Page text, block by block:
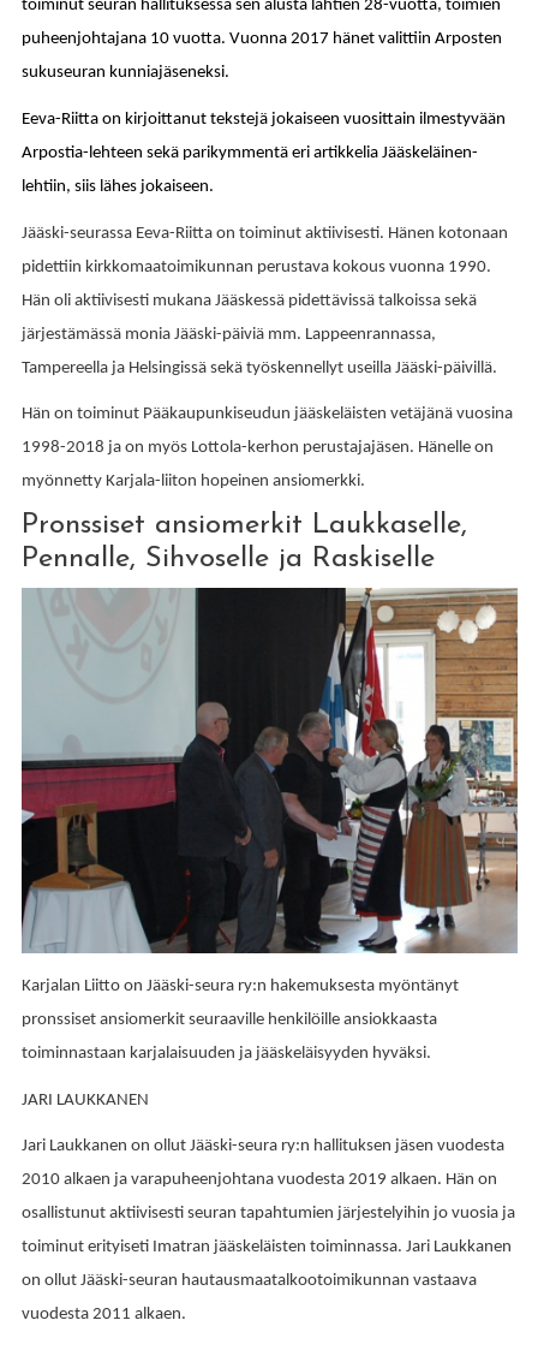
toiminut seuran hallituksessa sen alusta lähtien 28-vuotta, toimien
puheenjohtajana 10 vuotta. Vuonna 2017 hänet valittiin Arposten
sukuseuran kunniajäseneksi.
Eeva-Riitta on kirjoittanut tekstejä jokaiseen vuosittain ilmestyvään
Arpostia-lehteen sekä parikymmentä eri artikkelia Jääskeläinen-
lehtiin, siis lähes jokaiseen.
Jääski-seurassa Eeva-Riitta on toiminut aktiivisesti. Hänen kotonaan
pidettiin kirkkomaatoimikunnan perustava kokous vuonna 1990.
Hän oli aktiivisesti mukana Jääskessä pidettävissä talkoissa sekä
järjestämässä monia Jääski-päiviä mm. Lappeenrannassa,
Tampereella ja Helsingissä sekä työskennellyt useilla Jääski-päivillä.
Hän on toiminut Pääkaupunkiseudun jääskeläisten vetäjänä vuosina
1998-2018 ja on myös Lottola-kerhon perustajajäsen. Hänelle on
myönnetty Karjala-liiton hopeinen ansiomerkki.
Pronssiset ansiomerkit Laukkaselle,
Pennalle, Sihvoselle ja Raskiselle
Karjalan Liitto on Jääski-seura ry:n hakemuksesta myöntänyt
pronssiset ansiomerkit seuraaville henkilöille ansiokkaasta
toiminnastaan karjalaisuuden ja jääskeläisyyden hyväksi.
JARI LAUKKANEN
Jari Laukkanen on ollut Jääski-seura ry:n hallituksen jäsen vuodesta
2010 alkaen ja varapuheenjohtana vuodesta 2019 alkaen. Hän on
osallistunut aktiivisesti seuran tapahtumien järjestelyihin jo vuosia ja
toiminut erityiseti Imatran jääskeläisten toiminnassa. Jari Laukkanen
on ollut Jääski-seuran hautausmaatalkootoimikunnan vastaava
vuodesta 2011 alkaen.